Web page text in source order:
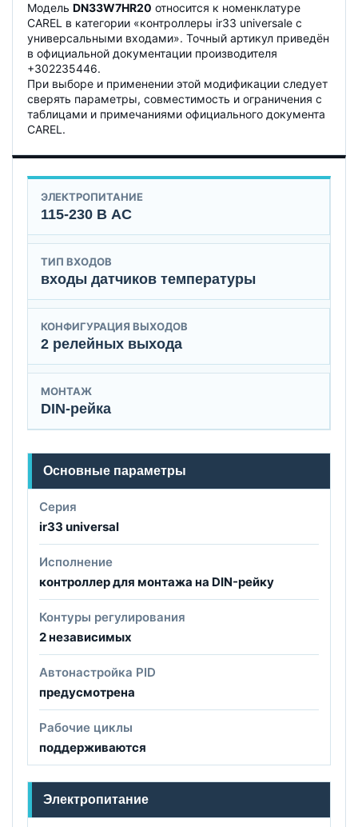
Модель DN33W7HR20 относится к номенклатуре
CAREL в категории «контроллеры ir33 universale с
универсальными входами». Точный артикул приведён
в официальной документации производителя
+302235446.
При выборе и применении этой модификации следует
сверять параметры, совместимость и ограничения с
таблицами и примечаниями официального документа
CAREL.
ЭЛЕКТРОПИТАНИЕ
115-230 В AC
ТИП ВХОДОВ
входы датчиков температуры
КОНФИГУРАЦИЯ ВЫХОДОВ
2 релейных выхода
МОНТАЖ
DIN-рейка
Основные параметры
Серия
ir33 universal
Исполнение
контроллер для монтажа на DIN-рейку
Контуры регулирования
2 независимых
Автонастройка PID
предусмотрена
Рабочие циклы
поддерживаются
Электропитание